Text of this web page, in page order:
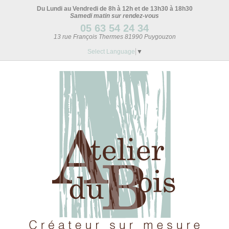
Du Lundi au Vendredi de 8h à 12h et de 13h30 à 18h30
Samedi matin sur rendez-vous
05 63 54 24 34
13 rue François Thermes 81990 Puygouzon
Select Language ▼